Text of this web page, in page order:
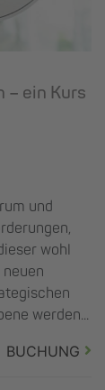
– ein Kurs
und
wohl
werden...
BUCHUNG